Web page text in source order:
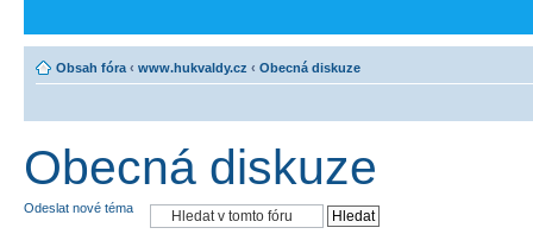
Obsah fóra ‹ www.hukvaldy.cz ‹ Obecná diskuze
Obecná diskuze
Odeslat nové téma